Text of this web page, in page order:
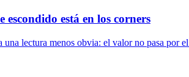
está en los corners
lectura menos obvia: el valor no pasa por